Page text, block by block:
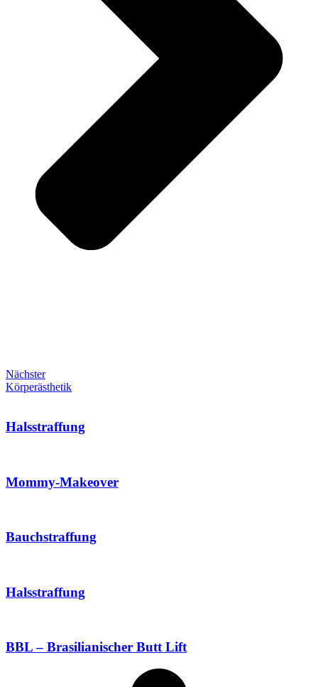
Nächster
Körperästhetik
Halsstraffung
Mommy-Makeover
Bauchstraffung
Halsstraffung
BBL – Brasilianischer Butt Lift